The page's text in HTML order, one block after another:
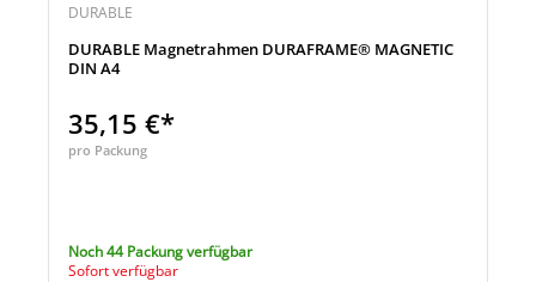
DURABLE
DURABLE Magnetrahmen DURAFRAME® MAGNETIC
DIN A4
35,15 €*
pro Packung
Noch 44 Packung verfügbar
Sofort verfügbar